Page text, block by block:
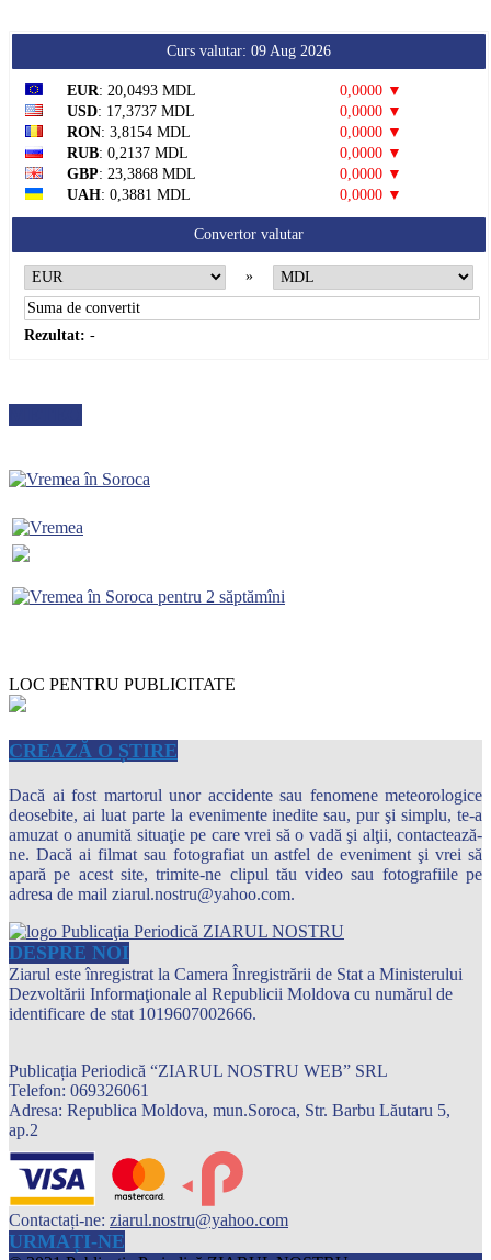
Curs valutar: 09 Aug 2026
EUR: 20,0493 MDL
0,0000 ▼
USD: 17,3737 MDL
0,0000 ▼
RON: 3,8154 MDL
0,0000 ▼
RUB: 0,2137 MDL
0,0000 ▼
GBP: 23,3868 MDL
0,0000 ▼
UAH: 0,3881 MDL 0,0000 ▼
Convertor valutar
»
Rezultat: -
LOC PENTRU PUBLICITATE
CREAZĂ O ȘTIRE
Dacă ai fost martorul unor accidente sau fenomene meteorologice
deosebite, ai luat parte la evenimente inedite sau, pur şi simplu, te-a
amuzat o anumită situaţie pe care vrei să o vadă şi alţii, contactează-
ne. Dacă ai filmat sau fotografiat un astfel de eveniment şi vrei să
apară pe acest site, trimite-ne clipul tău video sau fotografiile pe
adresa de mail ziarul.nostru@yahoo.com.
DESPRE NOI
Ziarul este înregistrat la Camera Înregistrării de Stat a Ministerului
Dezvoltării Informaţionale al Republicii Moldova cu numărul de
identificare de stat 1019607002666.
Publicația Periodică “ZIARUL NOSTRU WEB” SRL
Telefon: 069326061
Adresa: Republica Moldova, mun.Soroca, Str. Barbu Lăutaru 5,
ap.2
Contactați-ne: ziarul.nostru@yahoo.com
URMAȚI-NE